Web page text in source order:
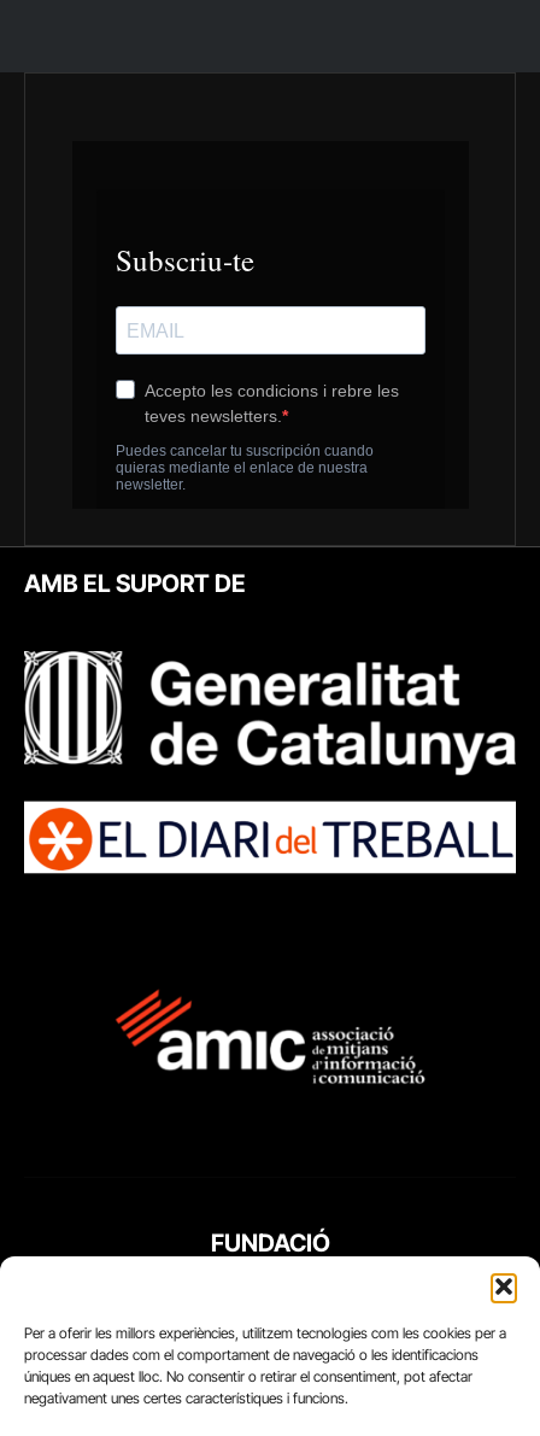
Per a oferir les millors experiències, utilitzem tecnologies com les cookies per a
processar dades com el comportament de navegació o les identificacions
úniques en aquest lloc. No consentir o retirar el consentiment, pot afectar
negativament unes certes característiques i funcions.
AMB EL SUPORT DE
FUNDACIÓ